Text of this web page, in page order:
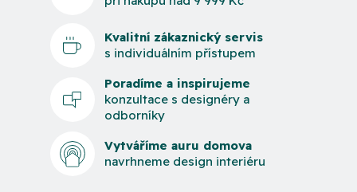
Kvalitní zákaznický servis
s individuálním přístupem
Poradíme a inspirujeme
konzultace s designéry a
odborníky
Vytváříme auru domova
navrhneme design interiéru